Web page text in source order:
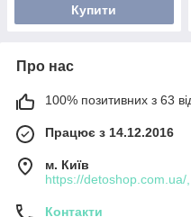
Купити
Про нас
100% позитивних з 63
Працює з 14.12.2016
м. Київ
https://detoshop.com.ua/,
Контакти